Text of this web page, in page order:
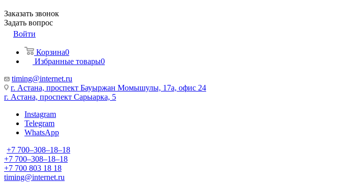
Заказать звонок
Задать вопрос
Войти
Корзина0
Избранные товары0
timing@internet.ru
г. Астана, проспект Бауыржан Момышулы, 17а, офис 24
г. Астана, проспект Сарыарка, 5
Instagram
Telegram
WhatsApp
+7 700‒308‒18‒18
+7 700‒308‒18‒18
+7 700 803 18 18
timing@internet.ru